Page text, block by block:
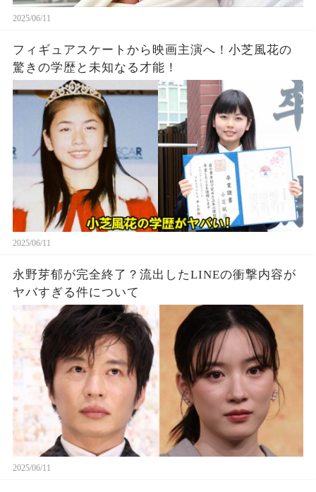
2025/06/11
フィギュアスケートから映画主演へ！小芝風花の
驚きの学歴と未知なる才能！
2025/06/11
永野芽郁が完全終了？流出したLINEの衝撃内容が
ヤバすぎる件について
2025/06/11